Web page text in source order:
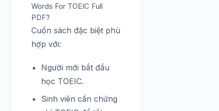
Words For TOEIC Full
PDF?
Cuốn sách đặc biệt phù
hợp với:
Người mới bắt đầu
học TOEIC.
Sinh viên cần chứng